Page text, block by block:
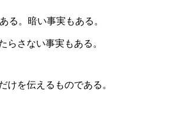
る。暗い事実もある。
らさない事実もある。
けを伝えるものである。